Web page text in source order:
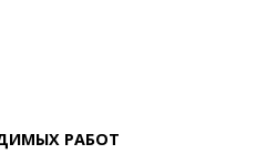
РАБОТ